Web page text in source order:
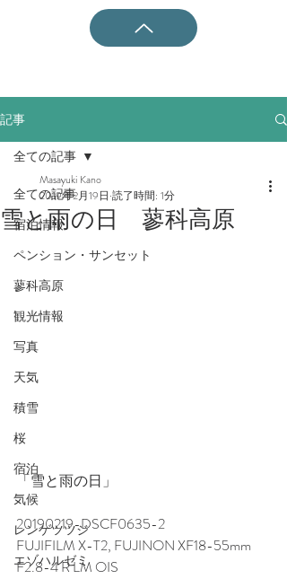
記事
全ての記事
宿泊情報
ペンション・サンセット
蓼科高原
観光情報
写真
天気
積雪
桜
宿泊
気候
レンゲツツジ
エゾハルゼミ
全ての記事
雪と雨の日 蓼科高原
Masayuki Kano
2019年2月19日 読了時間: 1分
「雪と雨の日」
20190219-DSCF0635-2
FUJIFILM X-T2, FUJINON XF18-55mm
F2.8-4 R LM OIS